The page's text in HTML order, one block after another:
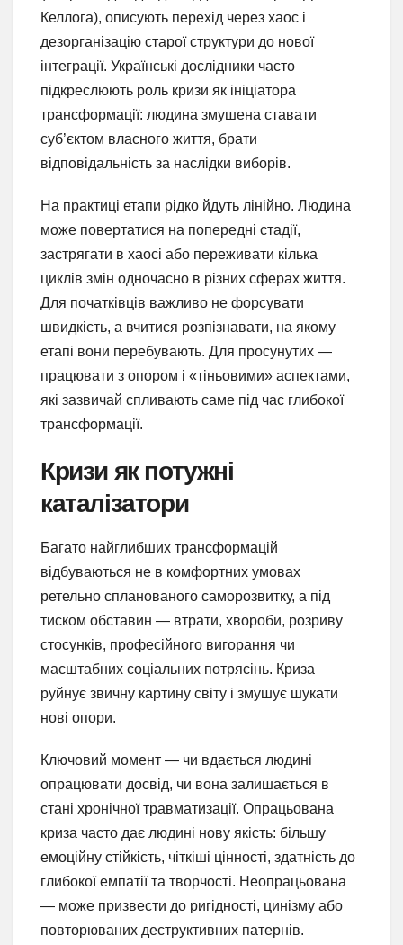
Келлога), описують перехід через хаос і
дезорганізацію старої структури до нової
інтеграції. Українські дослідники часто
підкреслюють роль кризи як ініціатора
трансформації: людина змушена ставати
суб’єктом власного життя, брати
відповідальність за наслідки виборів.
На практиці етапи рідко йдуть лінійно. Людина
може повертатися на попередні стадії,
застрягати в хаосі або переживати кілька
циклів змін одночасно в різних сферах життя.
Для початківців важливо не форсувати
швидкість, а вчитися розпізнавати, на якому
етапі вони перебувають. Для просунутих —
працювати з опором і «тіньовими» аспектами,
які зазвичай спливають саме під час глибокої
трансформації.
Кризи як потужні
каталізатори
Багато найглибших трансформацій
відбуваються не в комфортних умовах
ретельно спланованого саморозвитку, а під
тиском обставин — втрати, хвороби, розриву
стосунків, професійного вигорання чи
масштабних соціальних потрясінь. Криза
руйнує звичну картину світу і змушує шукати
нові опори.
Ключовий момент — чи вдається людині
опрацювати досвід, чи вона залишається в
стані хронічної травматизації. Опрацьована
криза часто дає людині нову якість: більшу
емоційну стійкість, чіткіші цінності, здатність до
глибокої емпатії та творчості. Неопрацьована
— може призвести до ригідності, цинізму або
повторюваних деструктивних патернів.